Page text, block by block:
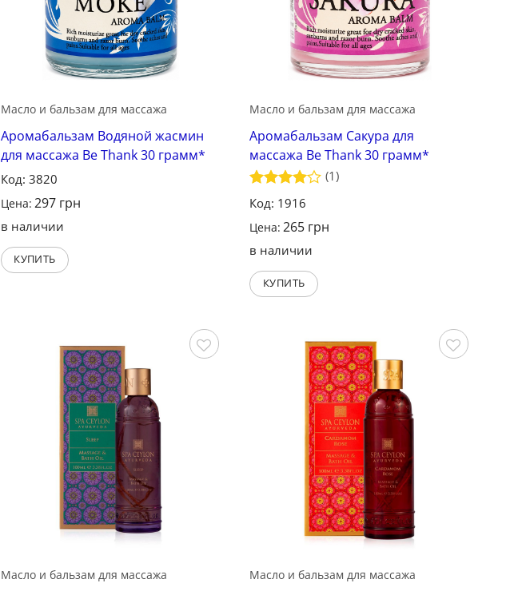
Масло и бальзам для массажа
Аромабальзам Водяной жасмин
для массажа Be Thank 30 грамм*
Код: 3820
Цена: 297 грн
в наличии
КУПИТЬ
Масло и бальзам для массажа
Аромабальзам Сакура для
массажа Be Thank 30 грамм*
Оценка
4из 5
(1)
Код: 1916
Цена: 265 грн
в наличии
КУПИТЬ
Масло и бальзам для массажа
Сохранить
Масло и бальзам для массажа